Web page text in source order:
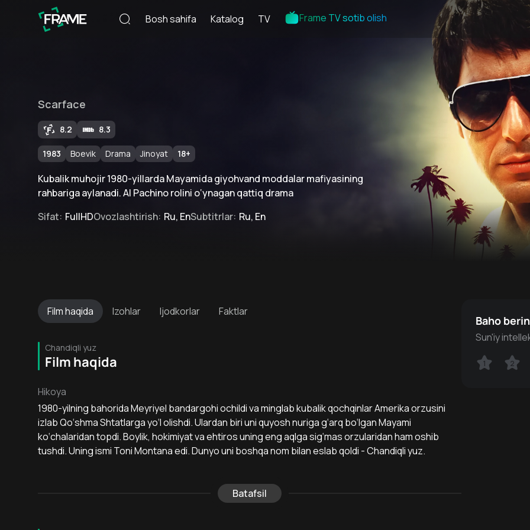
Bosh sahifa Katalog TV Frame TV sotib olish
Scarface
8.2 8.3
1983 Boevik Drama Jinoyat 18+
Kubalik muhojir 1980-yillarda Mayamida giyohvand moddalar mafiyasining
rahbariga aylanadi. Al Pachino rolini o‘ynagan qattiq drama
Sifat: FullHDOvozlashtirish: Ru, EnSubtitrlar: Ru, En
Filmhaqida Izohlar Ijodkorlar Faktlar
Chandiqli yuz
Film haqida
Hikoya
1980-yilning bahorida Meyriyel bandargohi ochildi va minglab kubalik qochqinlar Amerika orzusini
izlab Qo‘shma Shtatlarga yo‘l olishdi. Ulardan biri uni quyosh nuriga g‘arq bo‘lgan Mayami
ko‘chalaridan topdi. Boylik, hokimiyat va ehtiros uning eng aqlga sig‘mas orzularidan ham oshib
tushdi. Uning ismi Toni Montana edi. Dunyo uni boshqa nom bilan eslab qoldi - Chandiqli yuz.
Batafsil
Baho
Sun'iy
1 2
1 2